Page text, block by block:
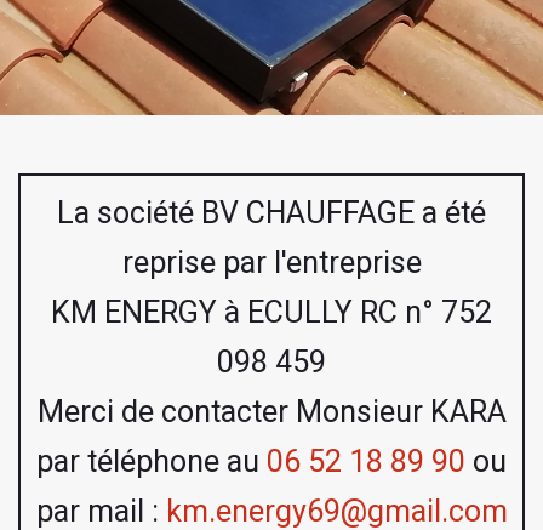
La société BV CHAUFFAGE a été
reprise par l'entreprise
KM ENERGY à ECULLY RC n° 752
098 459
Merci de contacter Monsieur KARA
par téléphone au 06 52 18 89 90 ou
par mail : km.energy69@gmail.com